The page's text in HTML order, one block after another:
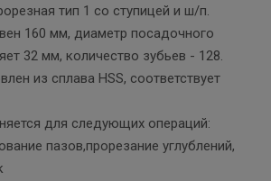
тип 1 со ступицей и ш/п.
160 мм, диаметр посадочного
32 мм, количество зубьев - 128.
из сплава HSS, соответствует
для следующих операций:
пазов,прорезание углублений,